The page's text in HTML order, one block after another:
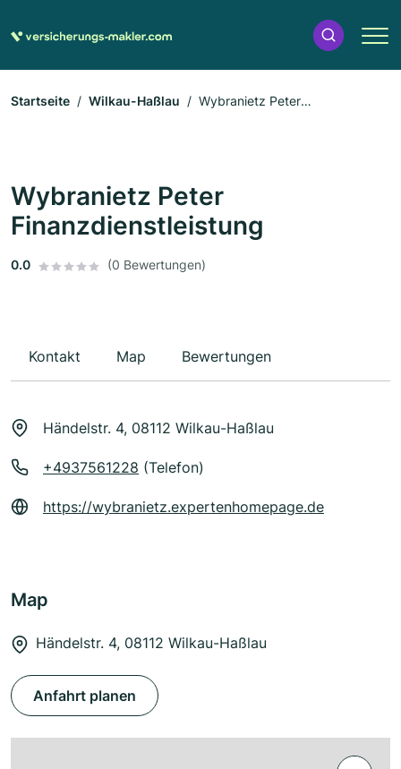
Startseite Wilkau-Haßlau
Wybranietz Peter
Wybranietz Peter
Finanzdienstleistung
0.0 (0 Bewertungen)
Kontakt Map Bewertungen
Händelstr. 4, 08112 Wilkau-Haßlau
+4937561228 (Telefon)
https://wybranietz.expertenhomepage.de
Map
Händelstr. 4, 08112 Wilkau-Haßlau
Anfahrt planen